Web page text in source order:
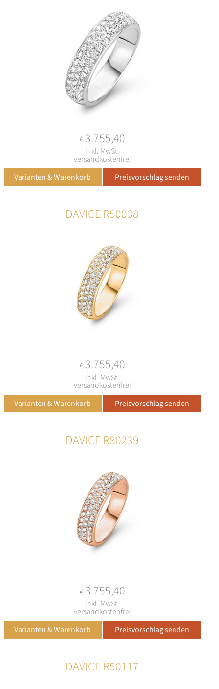
€3.755,40
inkl. MwSt.
versandkostenfrei
DAVICE R50038
€3.755,40
inkl. MwSt.
versandkostenfrei
DAVICE R80239
€3.755,40
inkl. MwSt.
versandkostenfrei
DAVICE R50117